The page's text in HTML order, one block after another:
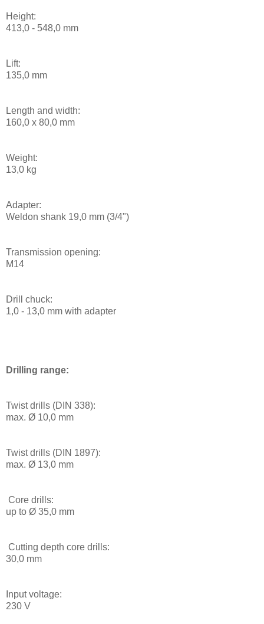
Height:
413,0 - 548,0 mm
Lift:
135,0 mm
Length and width:
160,0 x 80,0 mm
Weight:
13,0 kg
Adapter:
Weldon shank 19,0 mm (3/4")
Transmission opening:
M14
Drill chuck:
1,0 - 13,0 mm with adapter
Drilling range:
Twist drills (DIN 338):
max. Ø 10,0 mm
Twist drills (DIN 1897):
max. Ø 13,0 mm
Core drills:
up to Ø 35,0 mm
Cutting depth core drills:
30,0 mm
Input voltage:
230 V